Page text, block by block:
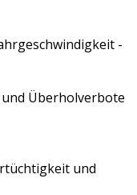
-
Überholverbote
und